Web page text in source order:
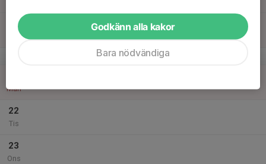
20
Sön
v.17
Mån
22
Tis
23
Ons
Godkänn alla kakor
Bara nödvändiga